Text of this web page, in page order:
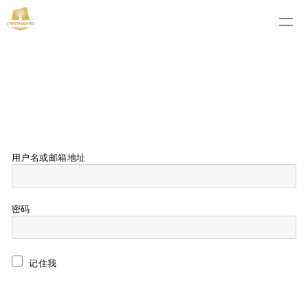
用户名或邮箱地址
密码
记住我